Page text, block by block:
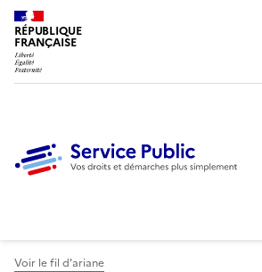
RÉPUBLIQUE
FRANÇAISE
Voir le fil d'ariane